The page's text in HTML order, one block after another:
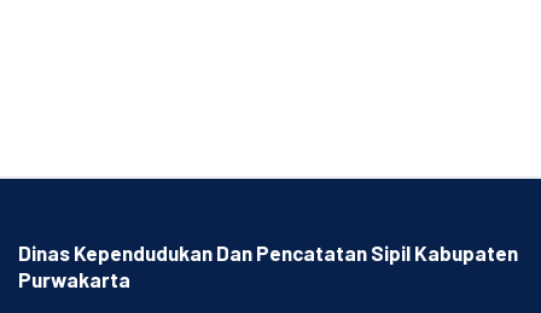
Dinas Kependudukan Dan Pencatatan Sipil Kabupaten
Purwakarta